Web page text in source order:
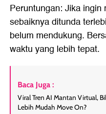
Peruntungan: Jika
sebaiknya ditunda
belum mendukung.
waktu yang lebih tepat.
Baca Juga :
Viral Tren AI Mantan Virtual,
Lebih Mudah Move On?